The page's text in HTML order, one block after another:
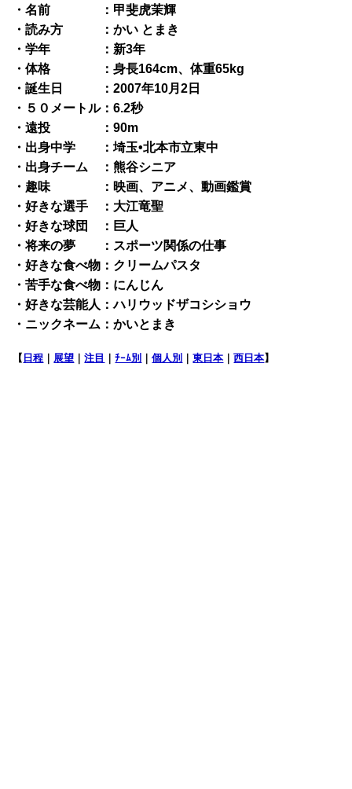
・名前 ：甲斐虎茉輝
・読み方 ：かい とまき
・学年 ：新3年
・体格 ：身長164cm、体重65kg
・誕生日 ：2007年10月2日
・５０メートル：6.2秒
・遠投 ：90m
・出身中学 ：埼玉•北本市立東中
・出身チーム ：熊谷シニア
・趣味 ：映画、アニメ、動画鑑賞
・好きな選手 ：大江竜聖
・好きな球団 ：巨人
・将来の夢 ：スポーツ関係の仕事
・好きな食べ物：クリームパスタ
・苦手な食べ物：にんじん
・好きな芸能人：ハリウッドザコシショウ
・ニックネーム：かいとまき
【 日程 ｜ 展望 ｜注目 ｜ﾁｰﾑ別 ｜個人別 ｜東日本 ｜西日本】